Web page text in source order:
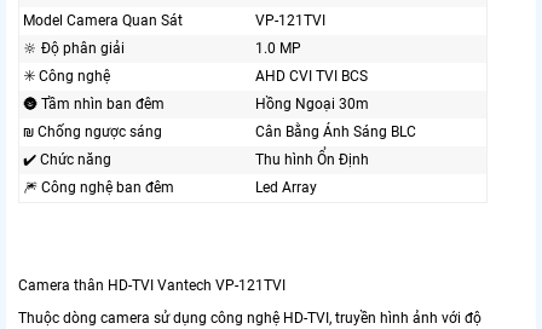
Model Camera Quan Sát
VP-121TVI
🔆 Độ phân giải
1.0 MP
✳️ Công nghệ
AHD CVI TVI BCS
🌚 Tầm nhìn ban đêm
Hồng Ngoại 30m
₪ Chống ngược sáng
Cân Bằng Ánh Sáng BLC
✔️ Chức năng
Thu hình Ổn Định
🎆 Công nghệ ban đêm
Led Array
Camera thân HD-TVI Vantech VP-121TVI
Thuộc dòng camera sử dụng công nghệ HD-TVI, truyền hình ảnh với độ